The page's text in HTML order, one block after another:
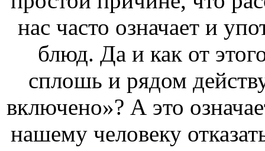
нас часто означает и
блюд. Да и как от
сплошь и рядом
включено»? А это
нашему человеку